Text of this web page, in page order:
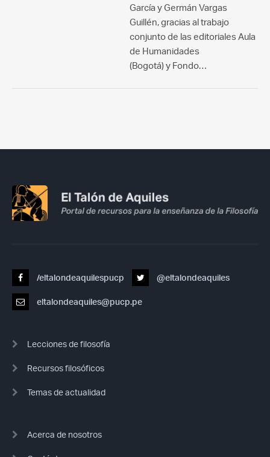
García y Germán Vargas
Guillén, gracias al trabajo
conjunto de las editoriales Aula
de Humanidades
(Bogotá) y Fondo…
/eltalondeaquilespucp @eltalondeaquiles
eltalondeaquiles@pucp.pe
Lecciones de filosofía
Recursos filosóficos
Temas de actualidad
Acerca de nosotros